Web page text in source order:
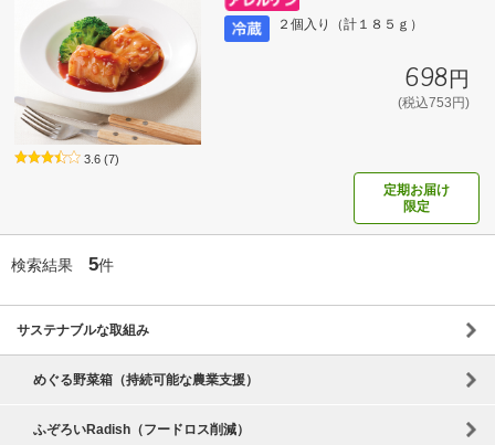
２個入り（計１８５ｇ）
698円
(税込753円)
3.6 (7)
定期お届け
限定
検索結果 5件
サステナブルな取組み
めぐる野菜箱（持続可能な農業支援）
ふぞろいRadish（フードロス削減）